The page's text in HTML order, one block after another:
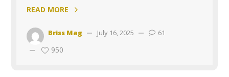
READ MORE
Briss Mag July 16, 2025 61
950